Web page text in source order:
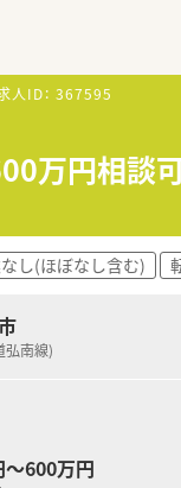
人ID： 367595
万円相
し(ほぼなし含む)
弘南線)
600万円